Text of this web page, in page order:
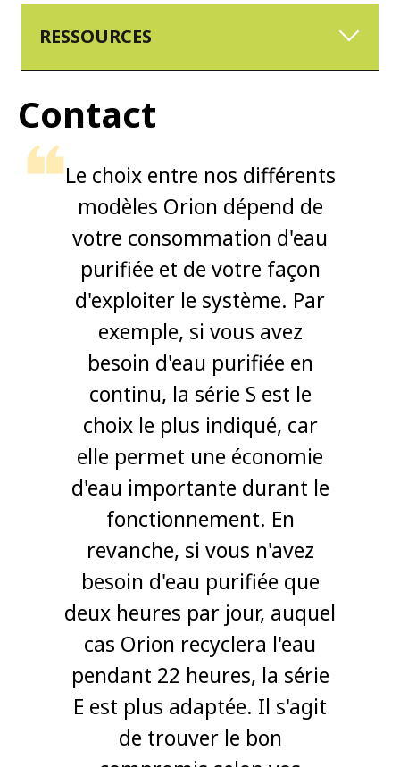
RESSOURCES
Contact
Le choix entre nos différents
modèles Orion dépend de
votre consommation d'eau
purifiée et de votre façon
d'exploiter le système. Par
exemple, si vous avez
besoin d'eau purifiée en
continu, la série S est le
choix le plus indiqué, car
elle permet une économie
d'eau importante durant le
fonctionnement. En
revanche, si vous n'avez
besoin d'eau purifiée que
deux heures par jour, auquel
cas Orion recyclera l'eau
pendant 22 heures, la série
E est plus adaptée. Il s'agit
de trouver le bon